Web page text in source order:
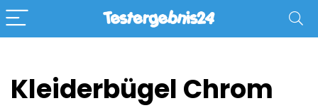
Kleiderbügel Chrom